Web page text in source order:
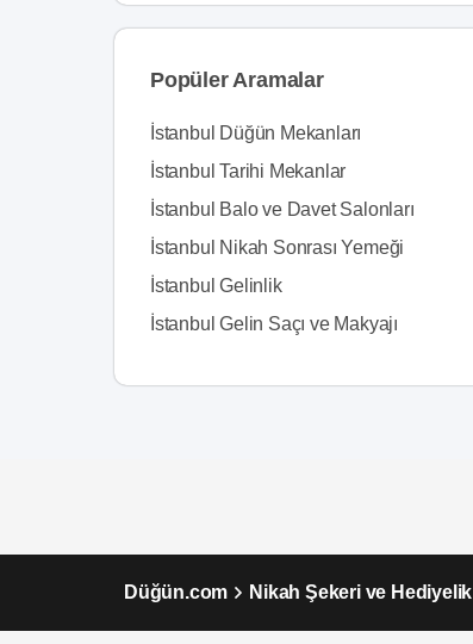
Popüler Aramalar
İstanbul Düğün Mekanları
İstanbul Tarihi Mekanlar
İstanbul Balo ve Davet Salonları
İstanbul Nikah Sonrası Yemeği
İstanbul Gelinlik
İstanbul Gelin Saçı ve Makyajı
Düğün.com Nikah Şekeri ve Hediyelik